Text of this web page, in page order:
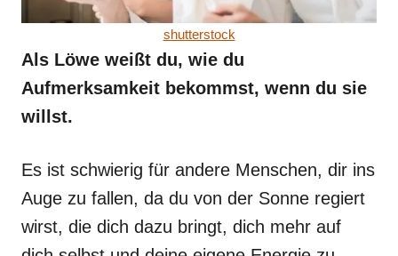
shutterstock
Als Löwe weißt du, wie du
Aufmerksamkeit bekommst, wenn du sie
willst.
Es ist schwierig für andere Menschen, dir ins
Auge zu fallen, da du von der Sonne regiert
wirst, die dich dazu bringt, dich mehr auf